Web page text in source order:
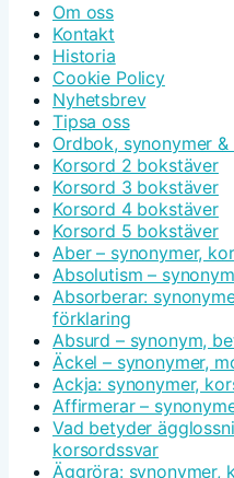
Om oss
Kontakt
Historia
Cookie Policy
Nyhetsbrev
Tipsa oss
Ordbok, synonymer
Korsord 2 bokstäver
Korsord 3 bokstäver
Korsord 4 bokstäver
Korsord 5 bokstäver
Aber – synonymer,
Absolutism –
Absorberar:
förklaring
Absurd – synonym,
Äckel – synonymer,
Ackja: synonymer,
Affirmerar –
Vad betyder
korsordssvar
Äggröra: synonymer,